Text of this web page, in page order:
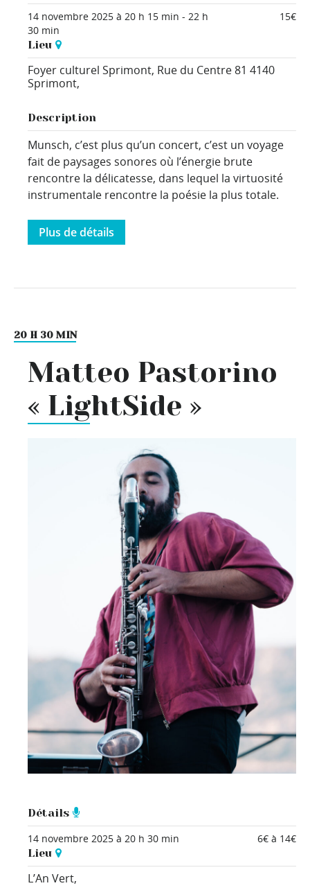
14 novembre 2025 à 20 h 15 min - 22 h
30 min
15€
Lieu
Foyer culturel Sprimont, Rue du Centre 81 4140
Sprimont,
Description
Munsch, c’est plus qu’un concert, c’est un voyage
fait de paysages sonores où l’énergie brute
rencontre la délicatesse, dans lequel la virtuosité
instrumentale rencontre la poésie la plus totale.
Plus de détails
20 H 30 MIN
Matteo Pastorino
« LightSide »
Détails
14 novembre 2025 à 20 h 30 min
6€ à 14€
Lieu
L’An Vert,